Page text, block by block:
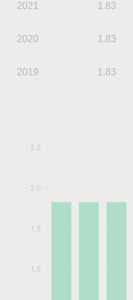
2021 1.83
2020 1.83
2019 1.83